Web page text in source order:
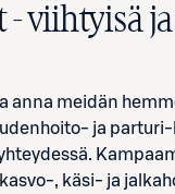
- viihtyisä
anna meidän
ja
, käsi- ja